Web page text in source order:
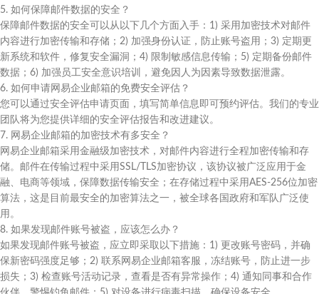
5. 如何保障邮件数据的安全？
保障邮件数据的安全可以从以下几个方面入手：1) 采用加密技术对邮件
内容进行加密传输和存储；2) 加强身份认证，防止账号盗用；3) 定期更
新系统和软件，修复安全漏洞；4) 限制敏感信息传输；5) 定期备份邮件
数据；6) 加强员工安全意识培训，避免因人为因素导致数据泄露。
6. 如何申请网易企业邮箱的免费安全评估？
您可以通过安全评估申请页面，填写简单信息即可预约评估。我们的专业
团队将为您提供详细的安全评估报告和改进建议。
7. 网易企业邮箱的加密技术有多安全？
网易企业邮箱采用金融级加密技术，对邮件内容进行全程加密传输和存
储。邮件在传输过程中采用SSL/TLS加密协议，该协议被广泛应用于金
融、电商等领域，保障数据传输安全；在存储过程中采用AES-256位加密
算法，这是目前最安全的加密算法之一，被全球各国政府和军队广泛使
用。
8. 如果发现邮件账号被盗，应该怎么办？
如果发现邮件账号被盗，应立即采取以下措施：1) 更改账号密码，并确
保新密码强度足够；2) 联系网易企业邮箱客服，冻结账号，防止进一步
损失；3) 检查账号活动记录，查看是否有异常操作；4) 通知同事和合作